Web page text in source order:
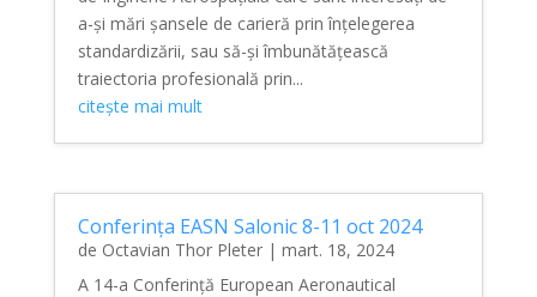
a-și mări șansele de carieră prin înțelegerea
standardizării, sau să-și îmbunătățească
traiectoria profesională prin...
citește mai mult
Conferința EASN Salonic 8-11 oct 2024
de Octavian Thor Pleter| mart. 18, 2024
A 14-a Conferință European Aeronautical